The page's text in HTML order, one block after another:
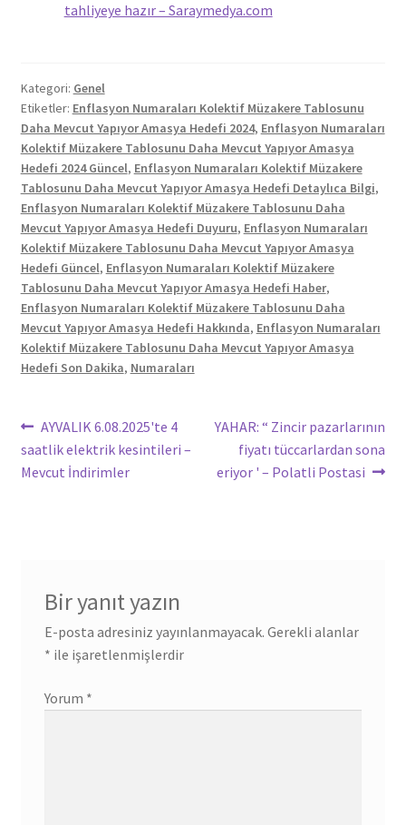
tahliyeye hazır – Saraymedya.com
Kategori: Genel
Etiketler: Enflasyon Numaraları Kolektif Müzakere Tablosunu
Daha Mevcut Yapıyor Amasya Hedefi 2024, Enflasyon Numaraları
Kolektif Müzakere Tablosunu Daha Mevcut Yapıyor Amasya
Hedefi 2024 Güncel, Enflasyon Numaraları Kolektif Müzakere
Tablosunu Daha Mevcut Yapıyor Amasya Hedefi Detaylıca Bilgi,
Enflasyon Numaraları Kolektif Müzakere Tablosunu Daha
Mevcut Yapıyor Amasya Hedefi Duyuru, Enflasyon Numaraları
Kolektif Müzakere Tablosunu Daha Mevcut Yapıyor Amasya
Hedefi Güncel, Enflasyon Numaraları Kolektif Müzakere
Tablosunu Daha Mevcut Yapıyor Amasya Hedefi Haber,
Enflasyon Numaraları Kolektif Müzakere Tablosunu Daha
Mevcut Yapıyor Amasya Hedefi Hakkında, Enflasyon Numaraları
Kolektif Müzakere Tablosunu Daha Mevcut Yapıyor Amasya
Hedefi Son Dakika, Numaraları
Yazı
gezinmesi
Önceki
yazı:
AYVALIK 6.08.2025'te 4
saatlik elektrik kesintileri –
Mevcut İndirimler
Sonraki
yazı:
YAHAR: “ Zincir pazarlarının
fiyatı tüccarlardan sona
eriyor ' – Polatli Postasi
Bir yanıt yazın
E-posta adresiniz yayınlanmayacak. Gerekli alanlar
* ile işaretlenmişlerdir
Yorum *